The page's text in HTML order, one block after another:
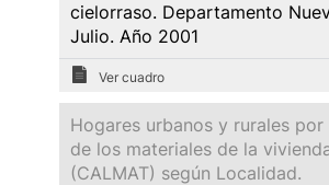
cielorraso. Departamento
Julio. Año 2001
Ver cuadro
Hogares urbanos y rurales por
de los materiales de la
(CALMAT) según Localidad.